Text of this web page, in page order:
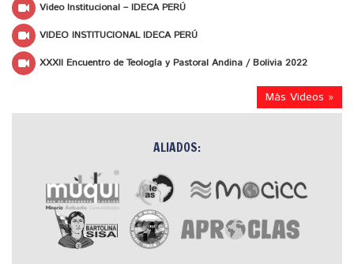
Video Institucional – IDECA PERÚ
VIDEO INSTITUCIONAL IDECA PERÚ
XXXII Encuentro de Teología y Pastoral Andina / Bolivia 2022
Más Videos »
ALIADOS: